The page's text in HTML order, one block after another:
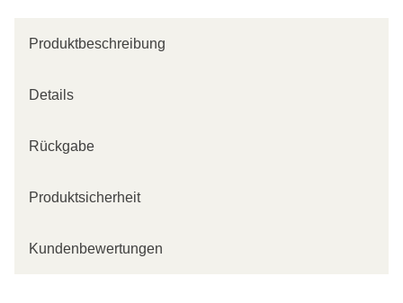
Produktbeschreibung
Details
Rückgabe
Produktsicherheit
Kundenbewertungen